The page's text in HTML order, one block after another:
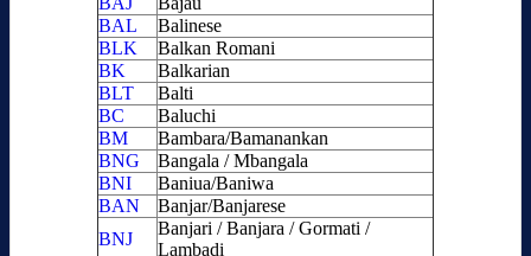
BAL
Balinese
BLK
Balkan Romani
BK
Balkarian
BLT
Balti
BC
Baluchi
BM
Bambara/Bamanankan
BNG
Bangala / Mbangala
BNI
Baniua/Baniwa
BAN
Banjar/Banjarese
BNJ
Banjari / Banjara / Gormati /
Lambadi